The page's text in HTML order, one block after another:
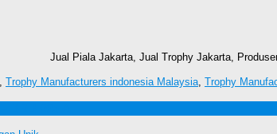
Jual Piala Jakarta, Jual Trophy Jakarta,
Trophy Manufacturers indonesia Malaysia Trophy